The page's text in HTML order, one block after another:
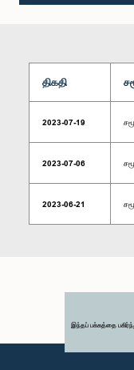
திகதி
2023-07-19
2023-07-06
2023-06-21
இந்தப் பக்கத்தை